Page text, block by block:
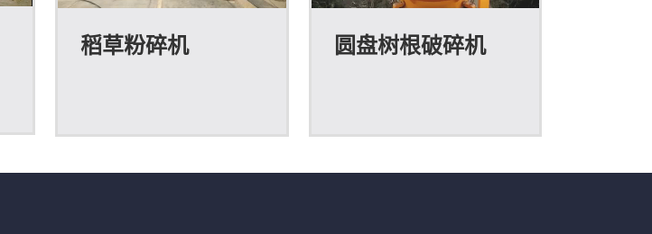
备的频次。对于需要频繁转场、
户节省了劈木机，以后用户再打
稻草粉碎机 圆盘树根破碎机